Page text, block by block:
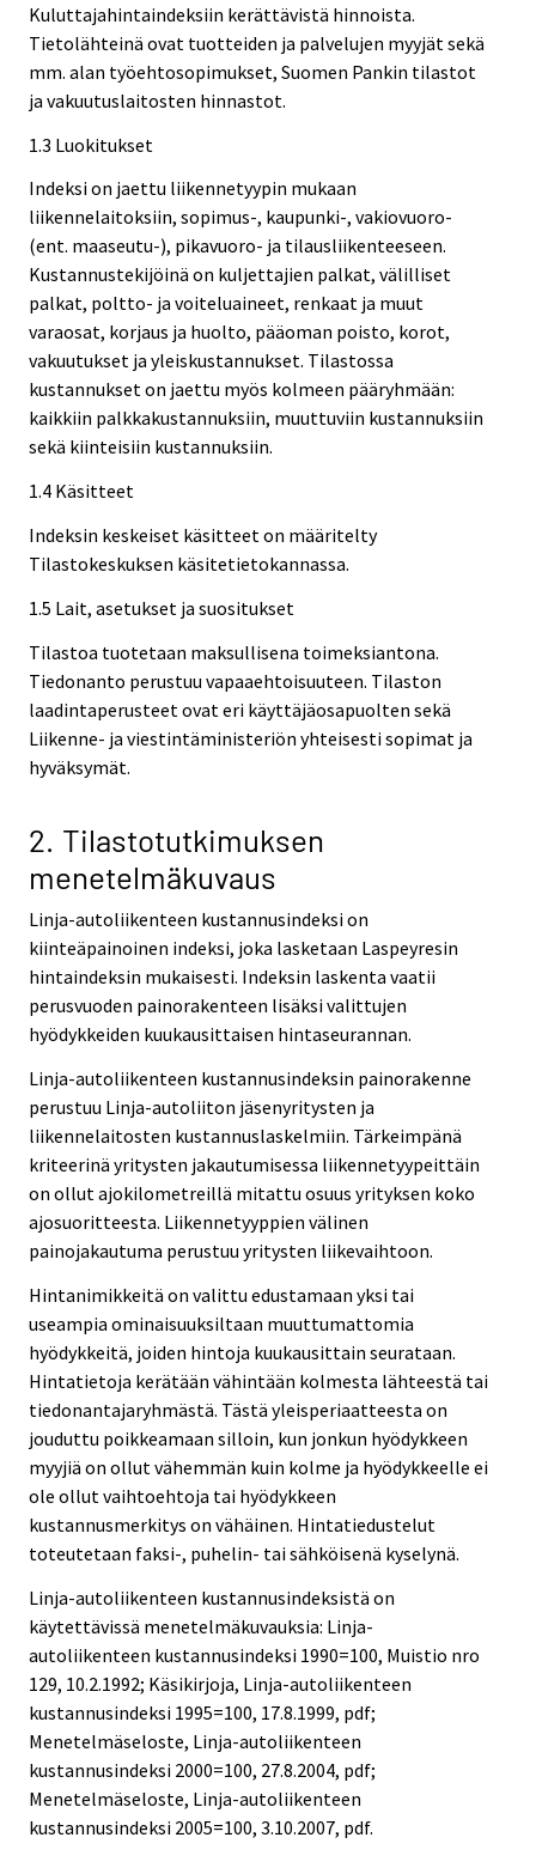
Kuluttajahintaindeksiin kerättävistä hinnoista.
Tietolähteinä ovat tuotteiden ja palvelujen myyjät sekä
mm. alan työehtosopimukset, Suomen Pankin tilastot
ja vakuutuslaitosten hinnastot.
1.3 Luokitukset
Indeksi on jaettu liikennetyypin mukaan
liikennelaitoksiin, sopimus-, kaupunki-, vakiovuoro-
(ent. maaseutu-), pikavuoro- ja tilausliikenteeseen.
Kustannustekijöinä on kuljettajien palkat, välilliset
palkat, poltto- ja voiteluaineet, renkaat ja muut
varaosat, korjaus ja huolto, pääoman poisto, korot,
vakuutukset ja yleiskustannukset. Tilastossa
kustannukset on jaettu myös kolmeen pääryhmään:
kaikkiin palkkakustannuksiin, muuttuviin kustannuksiin
sekä kiinteisiin kustannuksiin.
1.4 Käsitteet
Indeksin keskeiset käsitteet on määritelty
Tilastokeskuksen käsitetietokannassa.
1.5 Lait, asetukset ja suositukset
Tilastoa tuotetaan maksullisena toimeksiantona.
Tiedonanto perustuu vapaaehtoisuuteen. Tilaston
laadintaperusteet ovat eri käyttäjäosapuolten sekä
Liikenne- ja viestintäministeriön yhteisesti sopimat ja
hyväksymät.
2. Tilastotutkimuksen
menetelmäkuvaus
Linja-autoliikenteen kustannusindeksi on
kiinteäpainoinen indeksi, joka lasketaan Laspeyresin
hintaindeksin mukaisesti. Indeksin laskenta vaatii
perusvuoden painorakenteen lisäksi valittujen
hyödykkeiden kuukausittaisen hintaseurannan.
Linja-autoliikenteen kustannusindeksin painorakenne
perustuu Linja-autoliiton jäsenyritysten ja
liikennelaitosten kustannuslaskelmiin. Tärkeimpänä
kriteerinä yritysten jakautumisessa liikennetyypeittäin
on ollut ajokilometreillä mitattu osuus yrityksen koko
ajosuoritteesta. Liikennetyyppien välinen
painojakautuma perustuu yritysten liikevaihtoon.
Hintanimikkeitä on valittu edustamaan yksi tai
useampia ominaisuuksiltaan muuttumattomia
hyödykkeitä, joiden hintoja kuukausittain seurataan.
Hintatietoja kerätään vähintään kolmesta lähteestä tai
tiedonantajaryhmästä. Tästä yleisperiaatteesta on
jouduttu poikkeamaan silloin, kun jonkun hyödykkeen
myyjiä on ollut vähemmän kuin kolme ja hyödykkeelle ei
ole ollut vaihtoehtoja tai hyödykkeen
kustannusmerkitys on vähäinen. Hintatiedustelut
toteutetaan faksi-, puhelin- tai sähköisenä kyselynä.
Linja-autoliikenteen kustannusindeksistä on
käytettävissä menetelmäkuvauksia: Linja-
autoliikenteen kustannusindeksi 1990=100, Muistio nro
129, 10.2.1992; Käsikirjoja, Linja-autoliikenteen
kustannusindeksi 1995=100, 17.8.1999, pdf;
Menetelmäseloste, Linja-autoliikenteen
kustannusindeksi 2000=100, 27.8.2004, pdf;
Menetelmäseloste, Linja-autoliikenteen
kustannusindeksi 2005=100, 3.10.2007, pdf.